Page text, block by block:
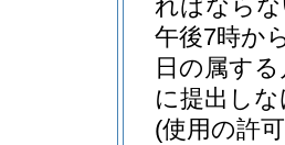
ればなら
午後7時か
日の属す
に提出し
(使用の許